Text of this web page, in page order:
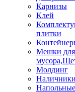
Карнизы
Клей
плитки
Мешки для
Молдинг
Напольные